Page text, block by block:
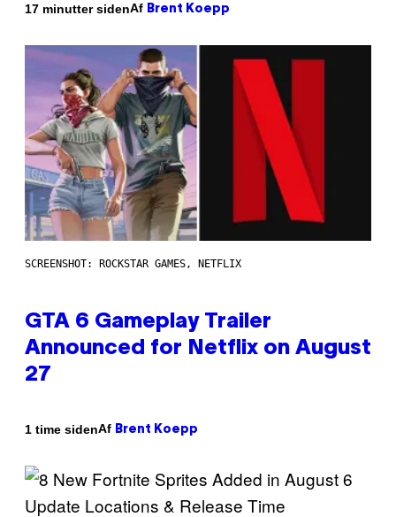
17 minutter sidenAf Brent Koepp
SCREENSHOT: ROCKSTAR GAMES, NETFLIX
GTA 6 Gameplay Trailer
Announced for Netflix on August
27
1 time sidenAf Brent Koepp